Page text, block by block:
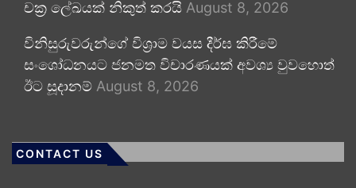
චක්‍ර ලේඛයක් නිකුත් කරයි August 8, 2026
විනිසුරුවරුන්ගේ විශ්‍රාම වයස දීර්ඝ කිරීමේ
සංශෝධනයට ජනමත විචාරණයක් අවශ්‍ය වුවහොත්
ඊට සූදානම් August 8, 2026
CONTACT US